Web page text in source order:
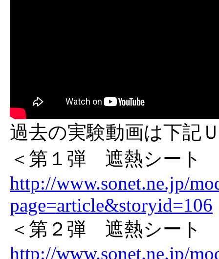
過去の実験動画は下記
＜第１弾 遮熱シート
http://www.sonet.ne.jp/
page=article&storyid=106
＜第２弾 遮熱シート
http://www.sonet.ne.jp/